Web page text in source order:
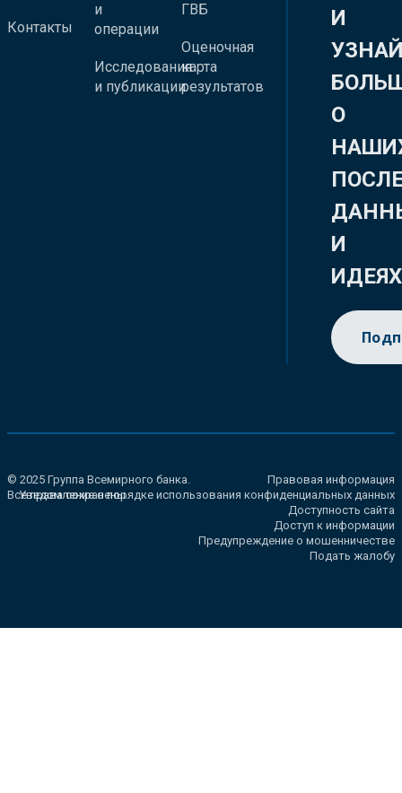
Контакты
и
операции
Исследования
и публикации
ГВБ
Оценочная
карта
результатов
И
О
И
ИДЕЯХ
© 2025 Группа Всемирного банка.
Все права сохранены.
Правовая информация
Уведомление о порядке использования конфиденциальных данных
Доступность сайта
Доступ к информации
Предупреждение о мошенничестве
Подать жалобу